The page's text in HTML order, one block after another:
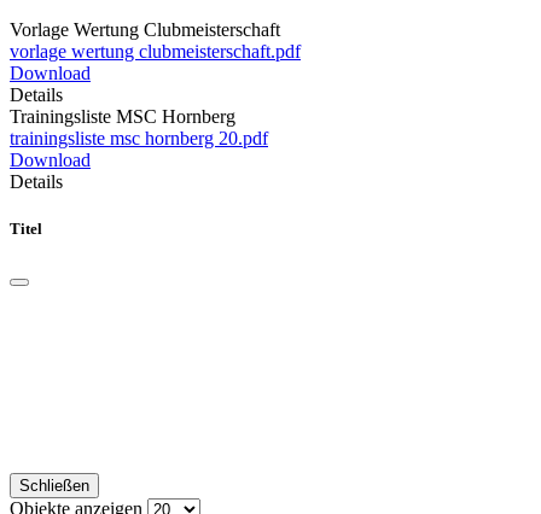
Vorlage Wertung Clubmeisterschaft
vorlage wertung clubmeisterschaft.pdf
Download
Details
Trainingsliste MSC Hornberg
trainingsliste msc hornberg 20.pdf
Download
Details
Titel
Schließen
Objekte anzeigen